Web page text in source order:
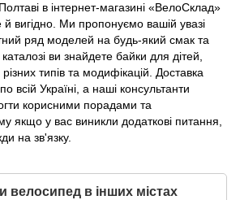
в інтернет-магазині «ВелоСклад»
й вигідно. Ми пропонуємо вашій увазі
ряд моделей на будь-який смак та
ви знайдете байки для дітей,
різних типів та модифікацій. Доставка
всій Україні, а наші консультанти
корисними порадами та
якщо у вас виникли додаткові питання,
на зв'язку.
велосипед в інших містах